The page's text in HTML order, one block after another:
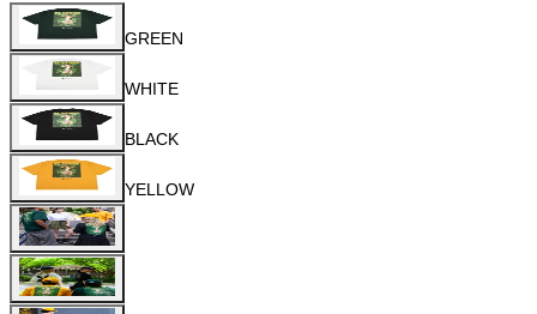
GREEN
WHITE
BLACK
YELLOW